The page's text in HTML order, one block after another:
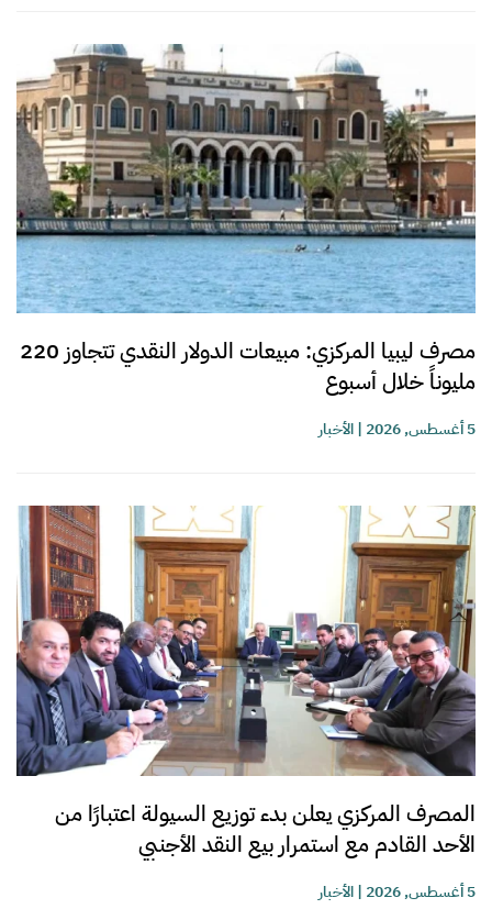
مصرف ليبيا المركزي: مبيعات الدولار النقدي تتجاوز 220
مليوناً خلال أسبوع
5 أغسطس, 2026 |الأخبار
المصرف المركزي يعلن بدء توزيع السيولة اعتبارًا من
الأحد القادم مع استمرار بيع النقد الأجنبي
5 أغسطس, 2026 |الأخبار